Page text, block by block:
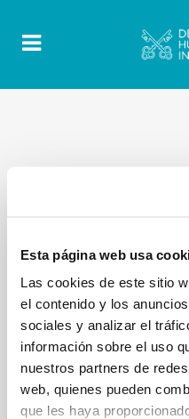
Esta página web usa
Las cookies de este sitio
el contenido y los
sociales y analizar el
información sobre el uso
nuestros partners de
web, quienes pueden
que les haya